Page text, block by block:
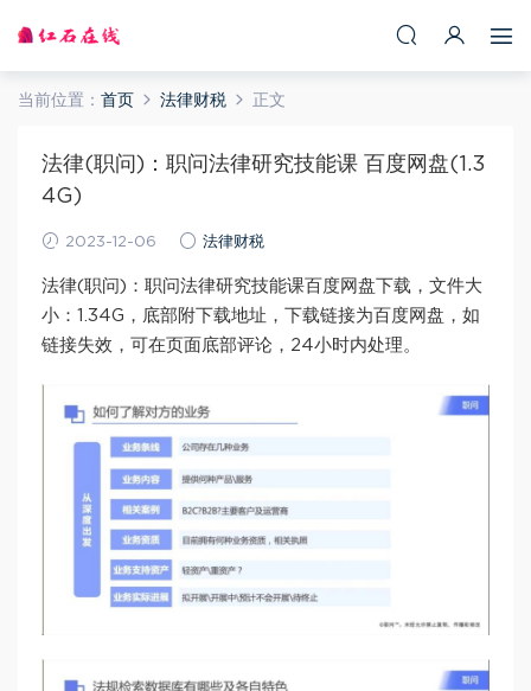
当前位置： 首页 法律财税 正文
法律(职问)：职问法律研究技能课 百度网盘(1.3
4G)
2023-12-06 法律财税
法律(职问)：职问法律研究技能课百度网盘下载，文件大
小：1.34G，底部附下载地址，下载链接为百度网盘，如
链接失效，可在页面底部评论，24小时内处理。